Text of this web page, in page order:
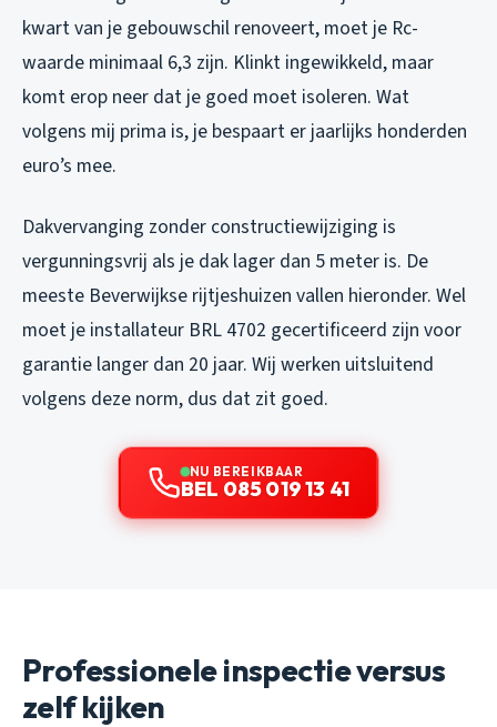
kwart van je gebouwschil renoveert, moet je Rc-
waarde minimaal 6,3 zijn. Klinkt ingewikkeld, maar
komt erop neer dat je goed moet isoleren. Wat
volgens mij prima is, je bespaart er jaarlijks honderden
euro’s mee.
Dakvervanging zonder constructiewijziging is
vergunningsvrij als je dak lager dan 5 meter is. De
meeste Beverwijkse rijtjeshuizen vallen hieronder. Wel
moet je installateur BRL 4702 gecertificeerd zijn voor
garantie langer dan 20 jaar. Wij werken uitsluitend
volgens deze norm, dus dat zit goed.
NU BEREIKBAAR
BEL 085 019 13 41
Professionele inspectie versus
zelf kijken